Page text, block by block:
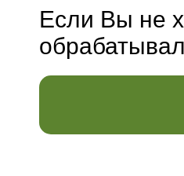
Если Вы не